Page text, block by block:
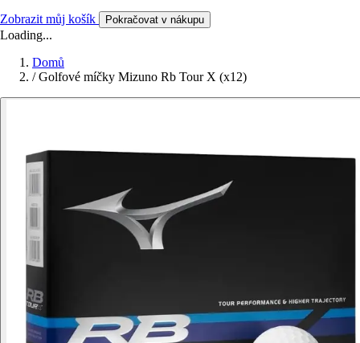
Zobrazit můj košík Pokračovat v nákupu
Loading...
Domů
/ Golfové míčky Mizuno Rb Tour X (x12)